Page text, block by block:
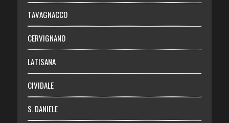
Chi siamo
Abbonati
Login
TAVAGNACCO
CERVIGNANO
LATISANA
CIVIDALE
S. DANIELE